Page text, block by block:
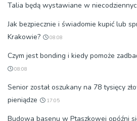
Talia będą wystawiane w
Jak bezpiecznie i świadomie kupić lub
Krakowie?
08:08
Czym jest bonding i kiedy pomoże
08:08
Senior został oszukany na 78 tysięcy
pieniądze
17:05
Budowa basenu w Ptaszkowej opóźni